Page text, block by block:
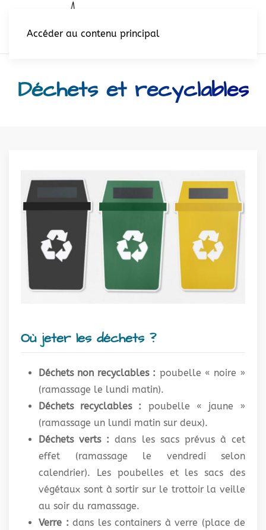
Accéder au contenu principal
Déchets et recyclables
Où jeter les déchets ?
Déchets non recyclables : poubelle « noire »
(ramassage le lundi matin).
Déchets recyclables : poubelle « jaune »
(ramassage un lundi matin sur deux).
Déchets verts : dans les sacs prévus à cet
effet (ramassage le vendredi selon
calendrier). Les poubelles et les sacs des
végétaux sont à sortir sur le trottoir la veille
au soir du ramassage.
Verre : dans les containers à verre (place de